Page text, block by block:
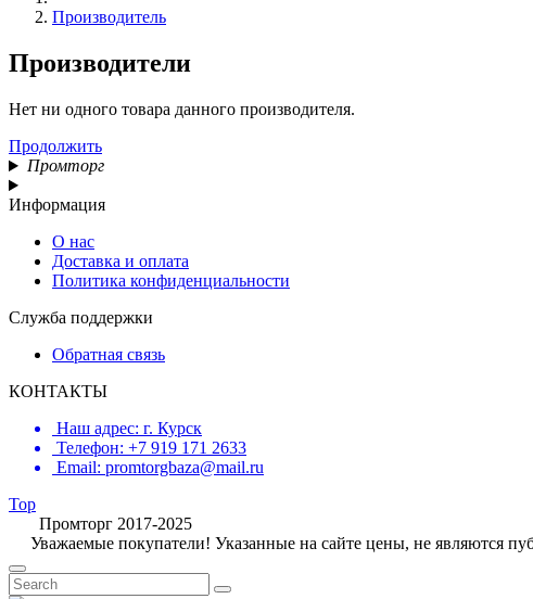
Производитель
Производители
Нет ни одного товара данного производителя.
Продолжить
Промторг
Информация
О нас
Доставка и оплата
Политика конфиденциальности
Служба поддержки
Обратная связь
КОНТАКТЫ
Наш адрес: г. Курск
Телефон: +7 919 171 2633
Email: promtorgbaza@mail.ru
Top
Промторг 2017-2025
Уважаемые покупатели! Указанные на сайте цены, не являются